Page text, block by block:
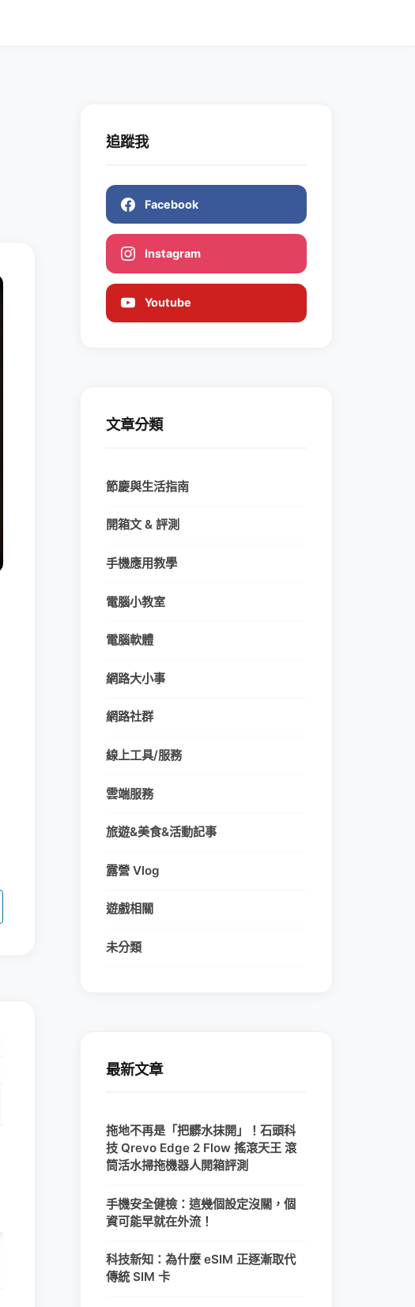
追蹤我
Facebook
Instagram
Youtube
文章分類
節慶與生活指南
開箱文 & 評測
手機應用教學
電腦小教室
電腦軟體
網路大小事
網路社群
線上工具/服務
雲端服務
旅遊&美食&活動記事
露營 Vlog
遊戲相關
未分類
最新文章
拖地不再是「把髒水抹開」！石頭科
技 Qrevo Edge 2 Flow 搖滾天王 滾
筒活水掃拖機器人開箱評測
手機安全健檢：這幾個設定沒關，個
資可能早就在外流！
科技新知：為什麼 eSIM 正逐漸取代
傳統 SIM 卡